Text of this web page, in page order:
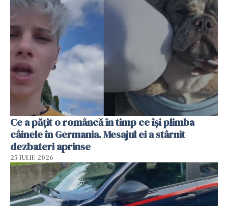
Ce a pățit o româncă în timp ce își plimba
câinele în Germania. Mesajul ei a stârnit
dezbateri aprinse
25 IULIE 2026